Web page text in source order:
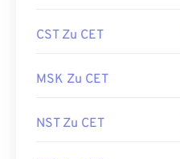
CST Zu CET
MSK Zu CET
NST Zu CET